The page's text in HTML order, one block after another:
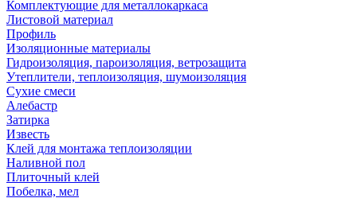
Комплектующие для металлокаркаса
Листовой материал
Профиль
Изоляционные материалы
Гидроизоляция, пароизоляция, ветрозащита
Утеплители, теплоизоляция, шумоизоляция
Сухие смеси
Алебастр
Затирка
Известь
Клей для монтажа теплоизоляции
Наливной пол
Плиточный клей
Побелка, мел